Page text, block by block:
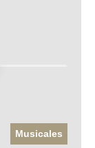
Musicales